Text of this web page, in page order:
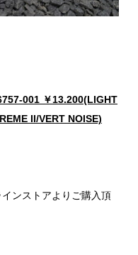
001 ￥13.200(LIGHT
II/VERT NOISE)
ンストアよりご購入頂